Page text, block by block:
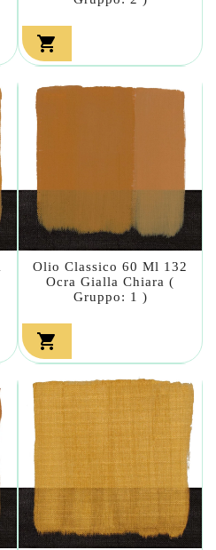

Olio Classico 60 Ml 132
Ocra Gialla Chiara (
Gruppo: 1 )
